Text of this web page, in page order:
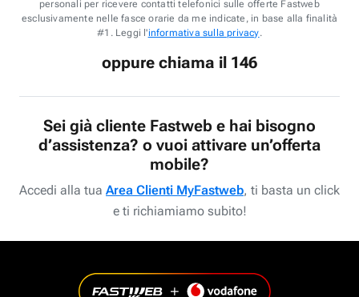
personali per ricevere contatti telefonici sulle offerte Fastweb
esclusivamente nelle fasce orarie da me indicate, in base alla finalità
#1. Leggi l'informativa sulla privacy.
oppure chiama il 146
Sei già cliente Fastweb e hai bisogno
d’assistenza? o vuoi attivare un’offerta
mobile?
Accedi alla tua Area Clienti MyFastweb, ti basta un click
e ti richiamiamo subito!